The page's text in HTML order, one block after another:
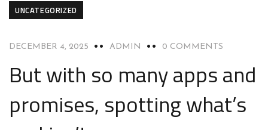
UNCATEGORIZED
DECEMBER 4, 2025 ADMIN 0 COMMENTS
But with so many apps and
promises, spotting what’s